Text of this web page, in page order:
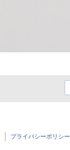
プライバシーポリシー